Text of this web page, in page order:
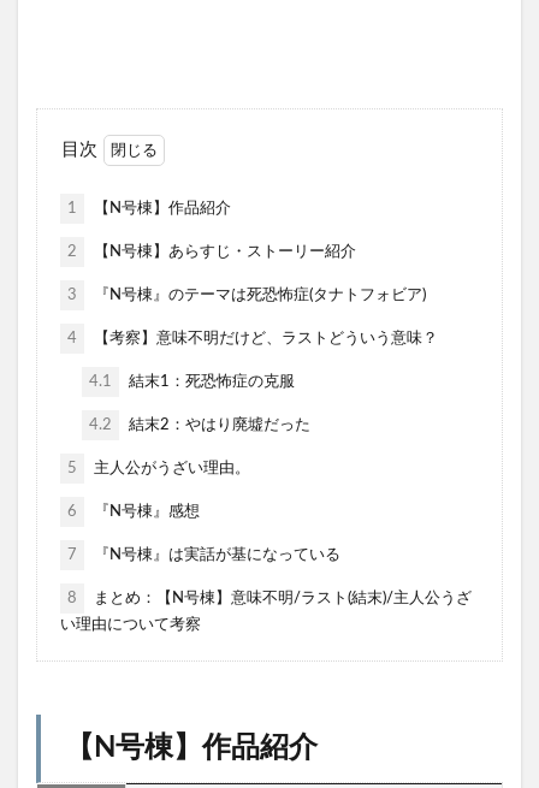
目次
1 【N号棟】作品紹介
2 【N号棟】あらすじ・ストーリー紹介
3 『N号棟』のテーマは死恐怖症(タナトフォビア)
4 【考察】意味不明だけど、ラストどういう意味？
4.1 結末1：死恐怖症の克服
4.2 結末2：やはり廃墟だった
5 主人公がうざい理由。
6 『N号棟』感想
7 『N号棟』は実話が基になっている
8
まとめ：【N号棟】意味不明/ラスト(結末)/主人公うざ
い理由について考察
【N号棟】作品紹介